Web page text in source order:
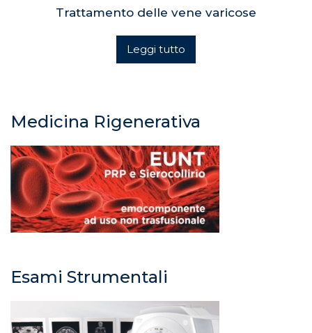
Trattamento delle vene varicose
Leggi tutto
Medicina Rigenerativa
Esami Strumentali